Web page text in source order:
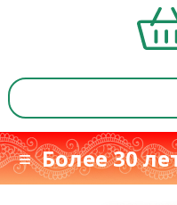
≡ Более 30